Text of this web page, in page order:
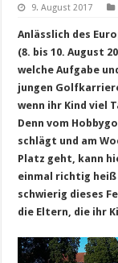
9. August 2017
Anlässlich des
(8. bis 10. August
welche Aufgabe
jungen
wenn ihr Kind viel
Denn vom
schlägt und am
Platz geht, kann
einmal richtig heiß
schwierig dieses
die Eltern, die ihr